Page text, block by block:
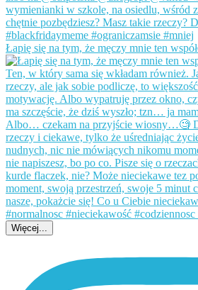
Łapię się na tym, że męczy mnie ten
Więcej...